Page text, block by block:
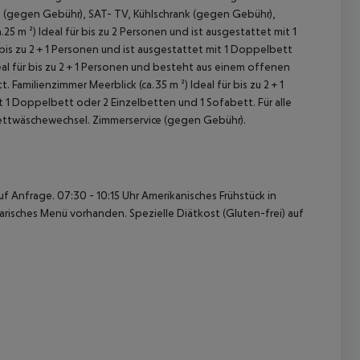
Gebühr), SAT- TV, Kühlschrank (gegen Gebühr),
m ²) Ideal für bis zu 2 Personen und ist ausgestattet mit 1
zu 2 + 1 Personen und ist ausgestattet mit 1 Doppelbett
für bis zu 2 + 1 Personen und besteht aus einem offenen
Familienzimmer Meerblick (ca.35 m ²) Ideal für bis zu 2 + 1
1 Doppelbett oder 2 Einzelbetten und 1 Sofabett. Für alle
Zimmerservice (gegen Gebühr).
Anfrage. 07:30 - 10:15 Uhr Amerikanisches Frühstück in
Menü vorhanden. Spezielle Diätkost (Gluten-frei) auf